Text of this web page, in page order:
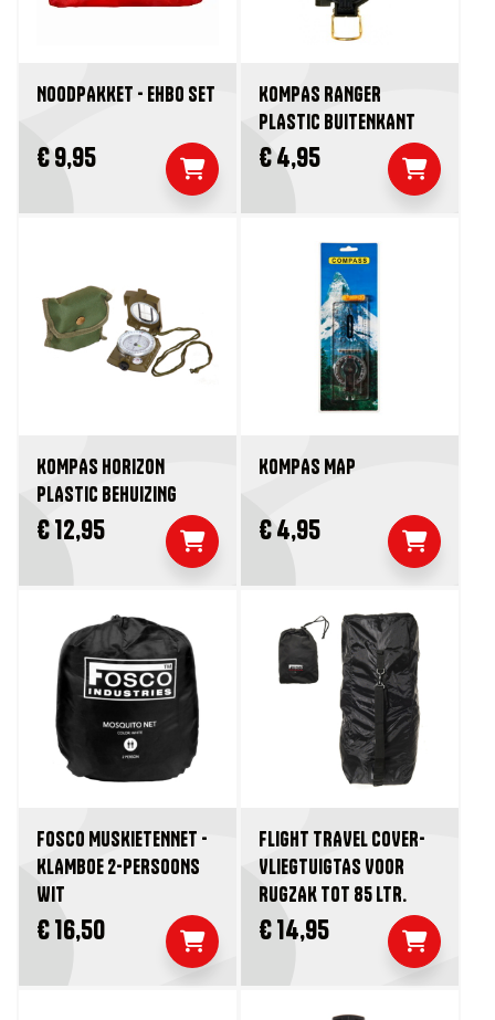
NOODPAKKET - EHBO SET
€ 9,95
KOMPAS RANGER
PLASTIC BUITENKANT
€ 4,95
KOMPAS HORIZON
PLASTIC BEHUIZING
€ 12,95
KOMPAS MAP
€ 4,95
FOSCO MUSKIETENNET -
KLAMBOE 2-PERSOONS
WIT
€ 16,50
FLIGHT TRAVEL COVER-
VLIEGTUIGTAS VOOR
RUGZAK TOT 85 LTR.
€ 14,95